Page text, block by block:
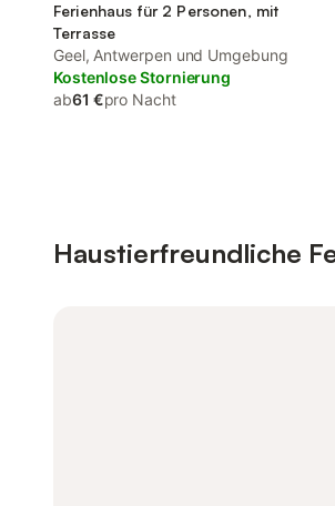
Ferienhaus für 2 Personen, mit
Terrasse
Geel, Antwerpen und Umgebung
Kostenlose Stornierung
ab61 €pro Nacht
Haustierfreundliche